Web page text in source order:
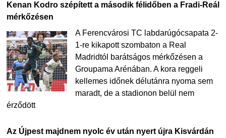
Kenan Kodro szépített a második félidőben a Fradi-Reál
mérkőzésen
A Ferencvárosi TC labdarúgócsapata 2-
1-re kikapott szombaton a Real
Madridtól barátságos mérkőzésen a
Groupama Arénában. A kora reggeli
kellemes időnek délutánra nyoma sem
maradt, de a stadionon belül nem
érződött
Az Újpest majdnem nyolc év után nyert újra Kisvárdán